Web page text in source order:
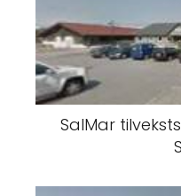
SalMar